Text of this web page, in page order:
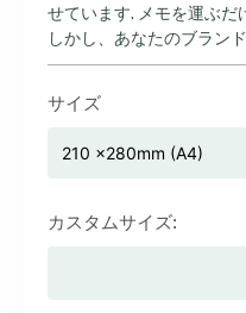
せています. メモを運ぶ
しかし、あなたのブラン
サイズ
カスタムサイズ: